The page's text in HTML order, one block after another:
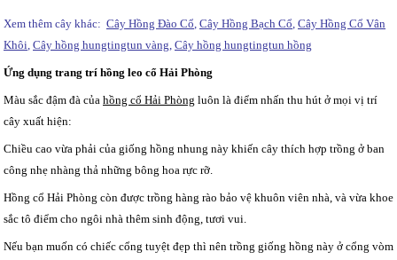
Xem thêm cây khác: Cây Hồng Đào Cổ, Cây Hồng Bạch Cổ, Cây Hồng Cổ Vân
Khôi, Cây hồng hungtingtun vàng, Cây hồng hungtingtun hồng
Ứng dụng trang trí hồng leo cổ Hải Phòng
Màu sắc đậm đà của hồng cổ Hải Phòng luôn là điểm nhấn thu hút ở mọi vị trí
cây xuất hiện:
Chiều cao vừa phải của giống hồng nhung này khiến cây thích hợp trồng ở ban
công nhẹ nhàng thả những bông hoa rực rỡ.
Hồng cổ Hải Phòng còn được trồng hàng rào bảo vệ khuôn viên nhà, và vừa khoe
sắc tô điểm cho ngôi nhà thêm sinh động, tươi vui.
Nếu bạn muốn có chiếc cổng tuyệt đẹp thì nên trồng giống hồng này ở cổng vòm